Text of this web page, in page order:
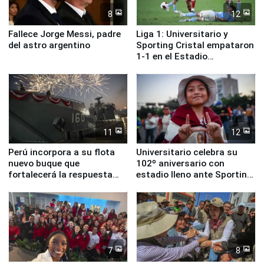
8
Fallece Jorge Messi, padre
del astro argentino
12
Liga 1: Universitario y
Sporting Cristal empataron
1-1 en el Estadio
11
Perú incorpora a su flota
nuevo buque que
fortalecerá la respuesta
12
Universitario celebra su
102º aniversario con
estadio lleno ante Sporting
7 8